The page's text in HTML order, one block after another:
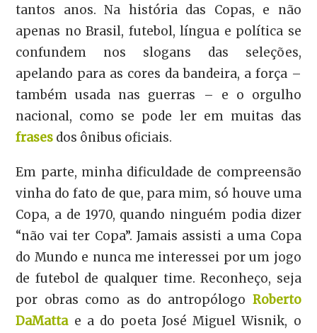
tantos anos. Na história das Copas, e não
apenas no Brasil, futebol, língua e política se
confundem nos slogans das seleções,
apelando para as cores da bandeira, a força –
também usada nas guerras – e o orgulho
nacional, como se pode ler em muitas das
frases dos ônibus oficiais.
Em parte, minha dificuldade de compreensão
vinha do fato de que, para mim, só houve uma
Copa, a de 1970, quando ninguém podia dizer
“não vai ter Copa”. Jamais assisti a uma Copa
do Mundo e nunca me interessei por um jogo
de futebol de qualquer time. Reconheço, seja
por obras como as do antropólogo Roberto
DaMatta e a do poeta José Miguel Wisnik, o